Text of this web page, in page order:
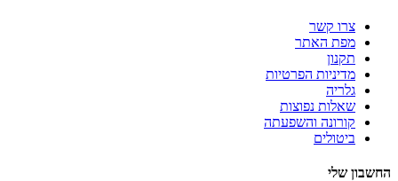
צרו קשר
מפת האתר
תקנון
מדיניות הפרטיות
גלריה
שאלות נפוצות
קורונה והשפעתה
ביטולים
החשבון שלי